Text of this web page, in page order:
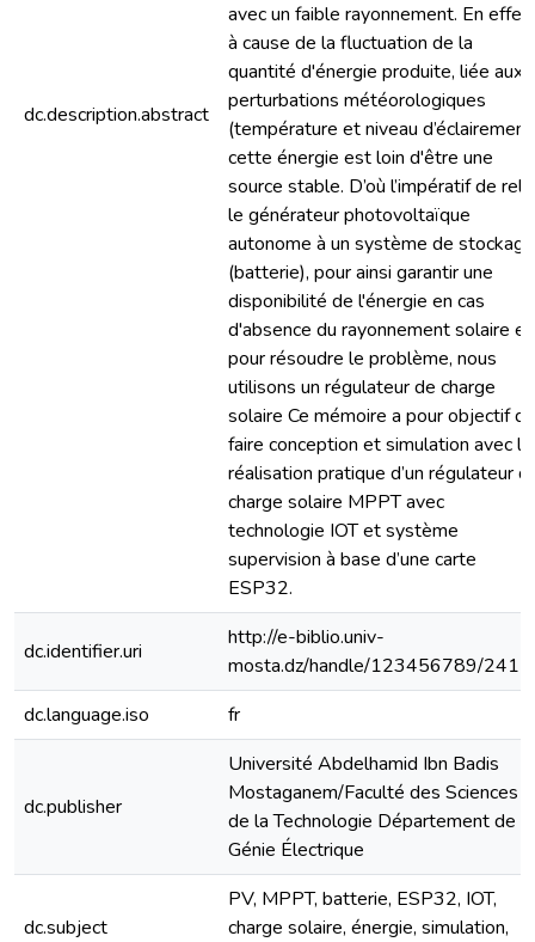
dc.description.abstract
avec un faible rayonnement. En effet,
à cause de la fluctuation de la
quantité d'énergie produite, liée aux
perturbations météorologiques
(température et niveau
cette énergie est loin d'être une
source stable. D’où l’impératif de
le générateur photovoltaïque
autonome à un système de stockage
(batterie), pour ainsi garantir une
disponibilité de l'énergie en cas
d'absence du rayonnement solaire et
pour résoudre le problème, nous
utilisons un régulateur de charge
solaire Ce mémoire a pour objectif de
faire conception et simulation avec la
réalisation pratique d’un régulateur
charge solaire MPPT avec
technologie IOT et système
supervision à base d’une carte
ESP32.
dc.identifier.uri
http://e-biblio.univ-
mosta.dz/handle/123456789/
dc.language.iso
fr
dc.publisher
Université Abdelhamid Ibn Badis
Mostaganem/Faculté des Sciences
de la Technologie Département de
Génie Électrique
dc.subject
PV, MPPT, batterie, ESP32, IOT,
charge solaire, énergie, simulation,